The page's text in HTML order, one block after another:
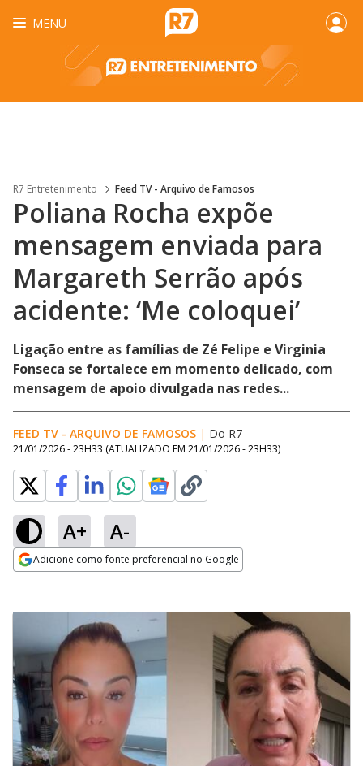
MENU
R7 Entretenimento Feed TV - Arquivo de Famosos
Poliana Rocha expõe
mensagem enviada para
Margareth Serrão após
acidente: ‘Me coloquei’
Ligação entre as famílias de Zé Felipe e Virginia
Fonseca se fortalece em momento delicado, com
mensagem de apoio divulgada nas redes...
FEED TV - ARQUIVO DE FAMOSOS | Do R7
21/01/2026 - 23H33 (ATUALIZADO EM 21/01/2026 - 23H33)
A+ A-
Adicione como fonte preferencial no Google